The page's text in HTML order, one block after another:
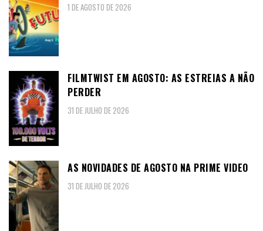
1 DE AGOSTO DE 2026
FILMTWIST EM AGOSTO: AS ESTREIAS A NÃO
PERDER
31 DE JULHO DE 2026
AS NOVIDADES DE AGOSTO NA PRIME VIDEO
31 DE JULHO DE 2026